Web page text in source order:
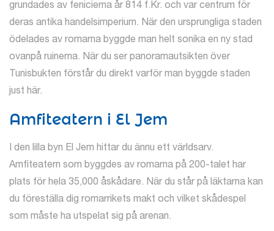
grundades av fenicierna år 814 f.Kr. och var centrum för
deras antika handelsimperium. När den ursprungliga staden
ödelades av romarna byggde man helt sonika en ny stad
ovanpå ruinerna. När du ser panoramautsikten över
Tunisbukten förstår du direkt varför man byggde staden
just här.
Amfiteatern i El Jem
I den lilla byn El Jem hittar du ännu ett världsarv.
Amfiteatern som byggdes av romarna på 200-talet har
plats för hela 35,000 åskådare. När du står på läktarna kan
du föreställa dig romarrikets makt och vilket skådespel
som måste ha utspelat sig på arenan.